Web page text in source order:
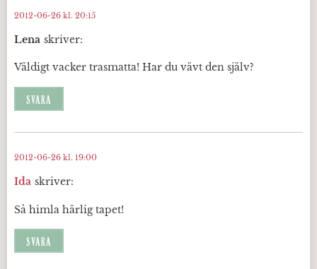
Lena skriver:
2012-06-26 kl. 20:15
Väldigt vacker trasmatta! Har du vävt den själv?
SVARA
Ida skriver:
2012-06-26 kl. 19:00
Så himla härlig tapet!
SVARA